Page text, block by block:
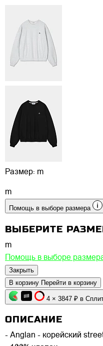
Размер: m
m
Помощь в выборе размера
ВЫБЕРИТЕ
m
Помощь в выборе
Закрыть
В корзину Перейти в корзину
ОПИСАНИЕ
- Anglan - корейский